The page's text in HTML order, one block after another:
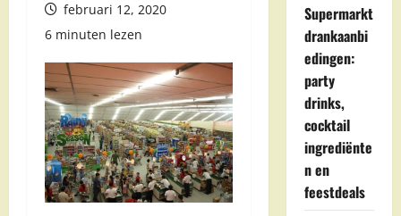
februari 12, 2020
6 minuten lezen
Supermarkt
drankaanbi
edingen:
party
drinks,
cocktail
ingrediënte
n en
feestdeals